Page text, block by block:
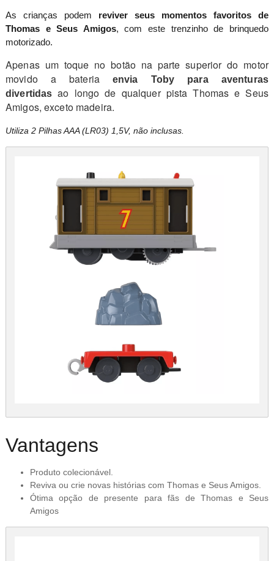
As crianças podem reviver seus momentos favoritos de
Thomas e Seus Amigos, com este trenzinho de brinquedo
motorizado.
Apenas um toque no botão na parte superior do motor
movido a bateria
envia Toby para aventuras
divertidasao longo de qualquer pista Thomas e Seus
Amigos, exceto madeira.
Utiliza 2 Pilhas AAA (LR03) 1,5V, não inclusas.
Vantagens
Produto colecionável.
Reviva ou crie novas histórias com Thomas e Seus Amigos.
Ótima opção de presente para fãs de Thomas e Seus
Amigos